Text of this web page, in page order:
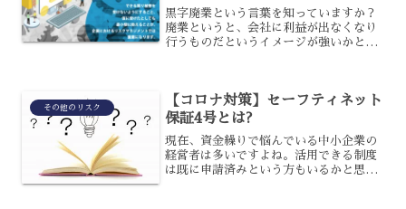
黒字廃業という言葉を知っていますか？
廃業というと、会社に利益が出なくなり
行うものだというイメージが強いかと思
す。これが黒字廃業です。...
その他のリスク
【コロナ対策】セーフティネット
保証4号とは?
現在、資金繰りで悩んでいる中小企業の
経営者は多いですよね。活用できる制度
は既に申請済みという方もいるかと思い